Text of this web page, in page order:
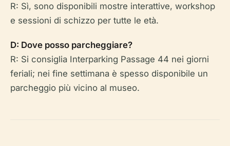
R: Sì, sono disponibili mostre interattive, workshop
e sessioni di schizzo per tutte le età.
D: Dove posso parcheggiare?
R: Si consiglia Interparking Passage 44 nei giorni
feriali; nei fine settimana è spesso disponibile un
parcheggio più vicino al museo.